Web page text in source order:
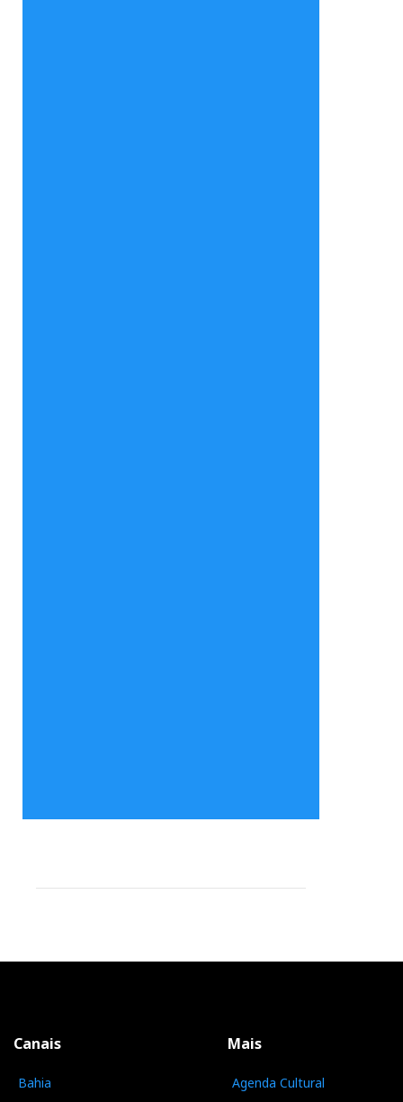
Canais
Bahia
Mais
Agenda Cultural